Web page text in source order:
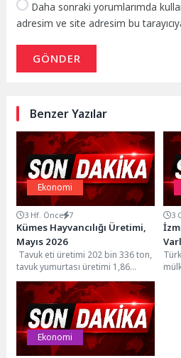
Daha sonraki yorumlarımda
adresim ve site adresim bu
GÖNDER
Benzer Yazılar
Ekonomi
3 Hf. Önce 7
Kümes Hayvancılığı Üretimi,
Mayıs 2026
Tavuk eti üretimi 202 bin 336 ton,
tavuk yumurtası üretimi 1,86
milyar adet olarak
gerçekleştiMayıs...
3
Ekonomi